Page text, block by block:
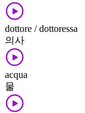
dottore / dottoressa
의사
acqua
물